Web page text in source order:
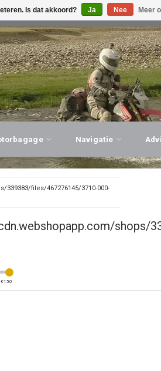
BEZOEK ONZE
Navigatie
files/467276145/3710-000-
€150
Is dat akkoord? Ja Nee Meer